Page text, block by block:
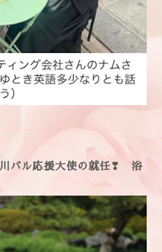
バル応援大使の就任❣ 浴